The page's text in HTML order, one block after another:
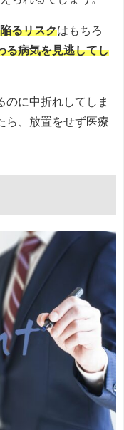
るリスクはもちろ
る病気を見逃してし
のに中折れしてしま
ら、放置をせず医療